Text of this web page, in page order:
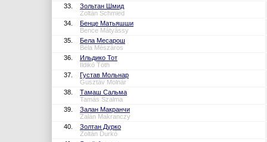
33.
Зольтан Шмид
Zoltán Schmied
34.
Бенце Матьяшши
Bence Mátyássy
35.
Бела Месарош
Béla Mészáros
36.
Ильдико Тот
Ildikó Tóth
37.
Густав Мольнар
Gusztáv Molnár
38.
Тамаш Сальма
Tamás Szalma
39.
Залан Макранчи
Zalán Makranczy
40.
Золтан Дурко
Zoltán Durkó